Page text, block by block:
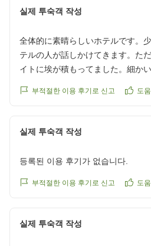
실제 투숙객 작성
全体的に素晴らしいホテルです。
テルの人が話しかけてきます。た
イトに埃が積もってました。細か
クチコミの詳細はこちらから
부적절한 이용 후기로 신고 도
실제 투숙객 작성
등록된 이용 후기가 없습니다.
부적절한 이용 후기로 신고 도
실제 투숙객 작성